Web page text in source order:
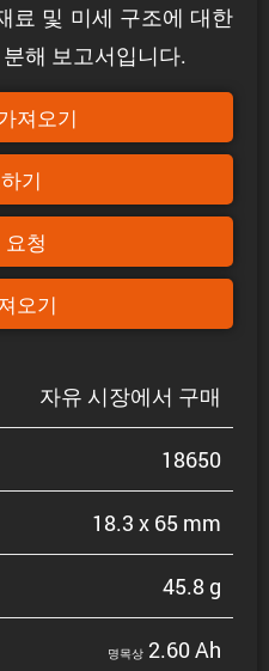
료 및 미세 구조에 대한
해 보고서입니다.
져오기
기
청
오기
자유 시장에서 구매
18650
18.3 x 65 mm
45.8 g
명목상 2.60 Ah